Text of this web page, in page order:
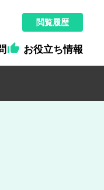
閲覧履歴
 お役立ち情報